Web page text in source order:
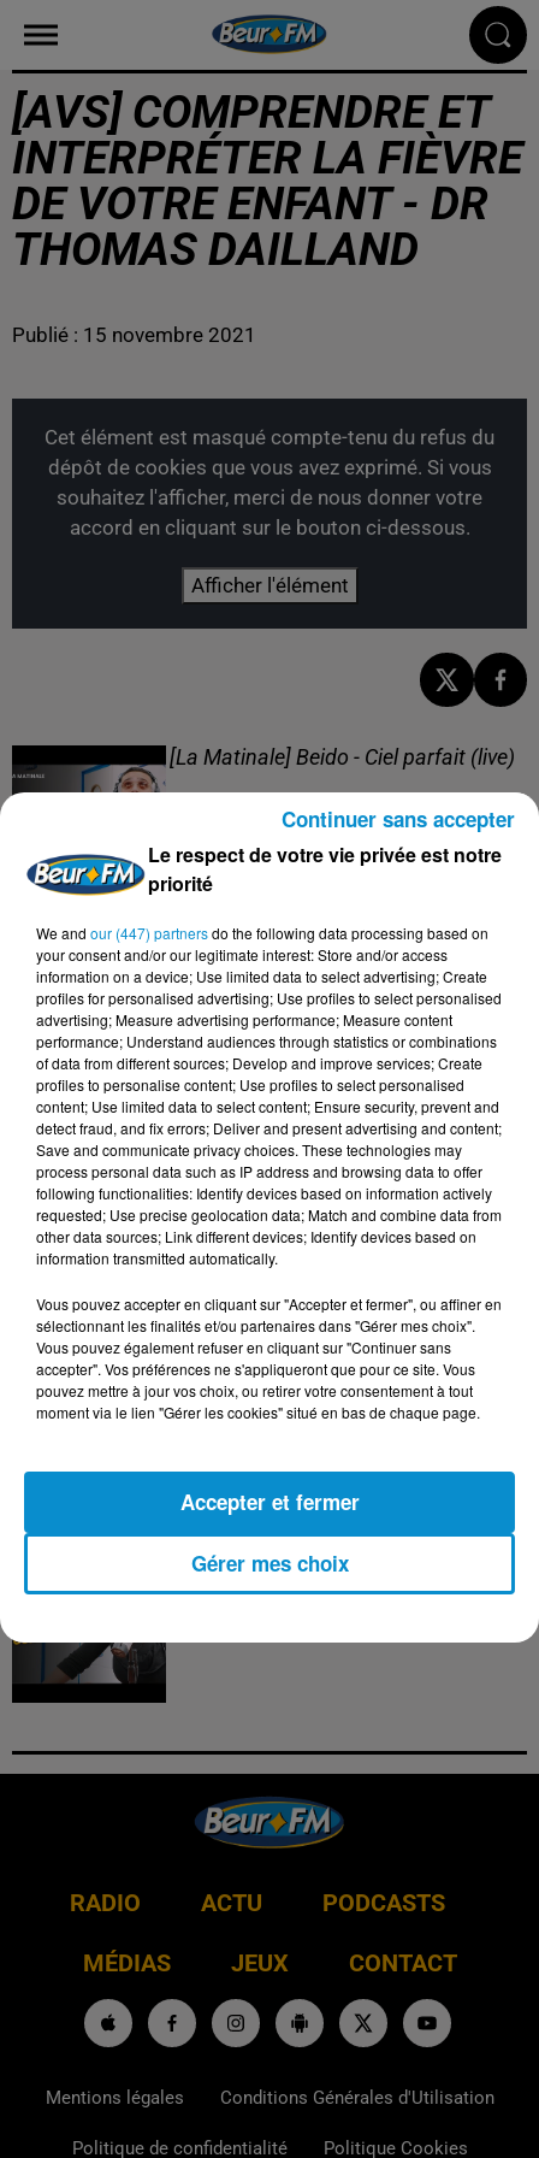
[AVS] COMPRENDRE ET
INTERPRÉTER LA FIÈVRE
DE VOTRE ENFANT - DR
THOMAS DAILLAND
Publié : 15 novembre 2021
Cet élément est masqué compte-tenu du refus du
dépôt de cookies que vous avez exprimé. Si vous
souhaitez l'afficher, merci de nous donner votre
accord en cliquant sur le bouton ci-dessous.
Afficher l'élément
[La Matinale] Beido - Ciel parfait (live)
en "Quatre saisons" !
[Happy Beur] Cheb Momo - Oxygène
(live)
[Happy Beur] Cheb Momo - Ndamt 3lik
(live)
[Happy Beur] Cheb Momo, figure
emblématique de la nouvelle scène
[La Matinale] Jamila Zeghoudi,
journaliste : "j’ai toujours...
RADIO ACTU PODCASTS
MÉDIAS JEUX CONTACT
Mentions légales Conditions Générales d'Utilisation
Politique de confidentialité Politique Cookies
Le respect de votre vie privée est notre
priorité
We and our (447) partnersdo the following data processing based on
your consent and/or our legitimate interest: Store and/or access
information on a device; Use limited data to select advertising; Create
profiles for personalised advertising; Use profiles to select personalised
advertising; Measure advertising performance; Measure content
performance; Understand audiences through statistics or combinations
of data from different sources; Develop and improve services; Create
profiles to personalise content; Use profiles to select personalised
content; Use limited data to select content; Ensure security, prevent and
detect fraud, and fix errors; Deliver and present advertising and content;
Save and communicate privacy choices. These technologies may
process personal data such as IP address and browsing data to offer
following functionalities: Identify devices based on information actively
requested; Use precise geolocation data; Match and combine data from
other data sources; Link different devices; Identify devices based on
information transmitted automatically.
Vous pouvez accepter en cliquant sur "Accepter et fermer", ou affiner en
sélectionnant les finalités et/ou partenaires dans "Gérer mes choix".
Vous pouvez également refuser en cliquant sur "Continuer sans
accepter". Vos préférences ne s'appliqueront que pour ce site. Vous
pouvez mettre à jour vos choix, ou retirer votre consentement à tout
moment via le lien "Gérer les cookies" situé en bas de chaque page.
Gérer mes choix
Accepter et fermer
Continuer sans accepter